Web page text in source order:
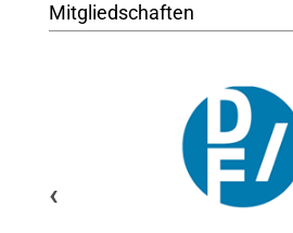
Mitgliedschaften
‹